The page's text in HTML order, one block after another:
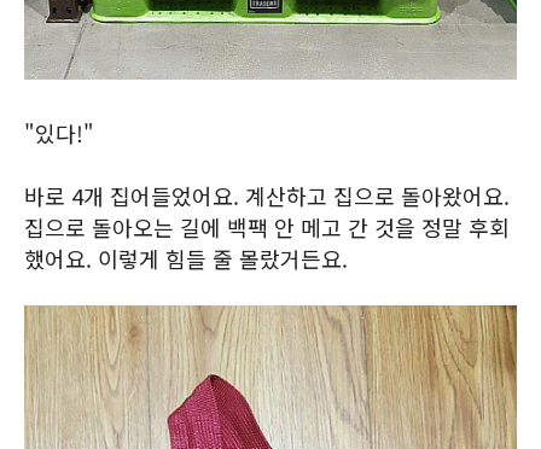
"있다!"
바로 4개 집어들었어요. 계산하고 집으로 돌아왔어요.
집으로 돌아오는 길에 백팩 안 메고 간 것을 정말 후회
했어요. 이렇게 힘들 줄 몰랐거든요.